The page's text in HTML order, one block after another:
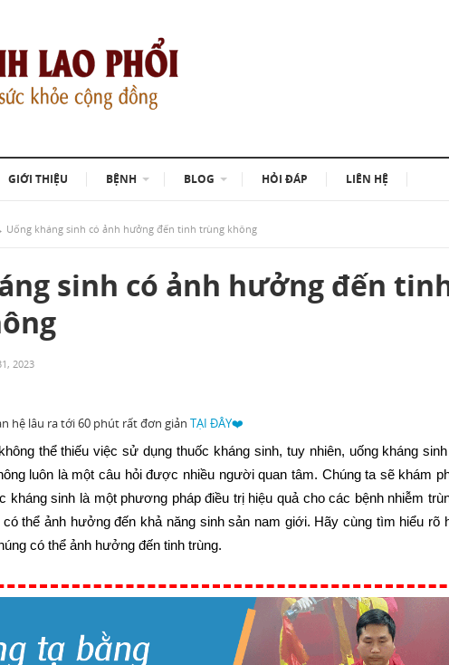
GIỚI THIỆU BỆNH BLOG HỎI ĐÁP LIÊN HỆ
Uống kháng sinh có ảnh hưởng đến tinh trùng không
sinh có ảnh hưởng đến
2023
hệ lâu ra tới 60 phút rất đơn giản TẠI ĐÂY❤️
thể thiếu việc sử dụng thuốc kháng sinh, tuy nhiên, uống kháng
luôn là một câu hỏi được nhiều người quan tâm. Chúng ta sẽ khám
kháng sinh là một phương pháp điều trị hiệu quả cho các bệnh nhiễm
thể ảnh hưởng đến khả năng sinh sản nam giới. Hãy cùng tìm hiểu rõ
có thể ảnh hưởng đến tinh trùng.